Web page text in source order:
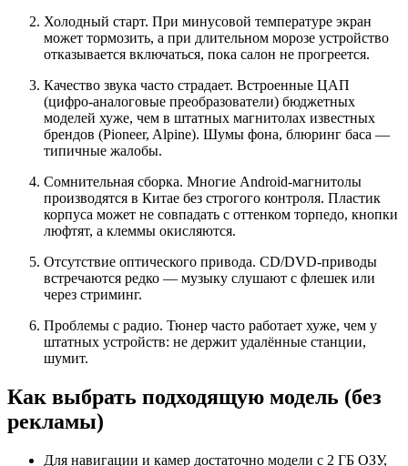
Холодный старт. При минусовой температуре экран
может тормозить, а при длительном морозе устройство
отказывается включаться, пока салон не прогреется.
Качество звука часто страдает. Встроенные ЦАП
(цифро-аналоговые преобразователи) бюджетных
моделей хуже, чем в штатных магнитолах известных
брендов (Pioneer, Alpine). Шумы фона, блюринг баса —
типичные жалобы.
Сомнительная сборка. Многие Android-магнитолы
производятся в Китае без строгого контроля. Пластик
корпуса может не совпадать с оттенком торпедо, кнопки
люфтят, а клеммы окисляются.
Отсутствие оптического привода. CD/DVD-приводы
встречаются редко — музыку слушают с флешек или
через стриминг.
Проблемы с радио. Тюнер часто работает хуже, чем у
штатных устройств: не держит удалённые станции,
шумит.
Как выбрать подходящую модель (без
рекламы)
Для навигации и камер достаточно модели с 2 ГБ ОЗУ,